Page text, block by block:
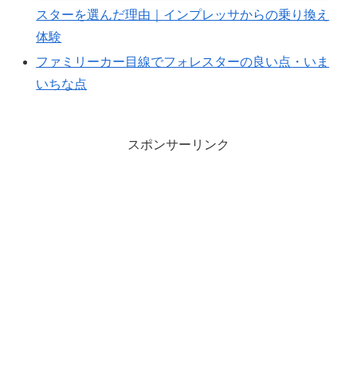
スターを選んだ理由｜インプレッサからの乗り換え
体験
ファミリーカー目線でフォレスターの良い点・いま
いちな点
スポンサーリンク